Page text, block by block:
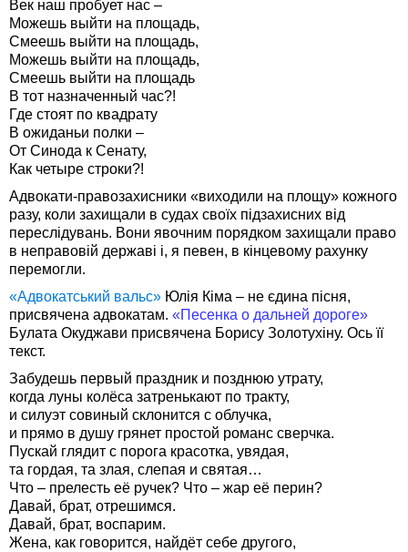
Век наш пробует нас –
Можешь выйти на площадь,
Смеешь выйти на площадь,
Можешь выйти на площадь,
Смеешь выйти на площадь
В тот назначенный час?!
Где стоят по квадрату
В ожиданьи полки –
От Синода к Сенату,
Как четыре строки?!
Адвокати-правозахисники «виходили на площу» кожного
разу, коли захищали в судах своїх підзахисних від
переслідувань. Вони явочним порядком захищали право
в неправовій державі і, я певен, в кінцевому рахунку
перемогли.
«Адвокатський вальс» Юлія Кіма – не єдина пісня,
присвячена адвокатам. «Песенка о дальней дороге»
Булата Окуджави присвячена Борису Золотухіну. Ось її
текст.
Забудешь первый праздник и позднюю утрату,
когда луны колёса затренькают по тракту,
и силуэт совиный склонится с облучка,
и прямо в душу грянет простой романс сверчка.
Пускай глядит с порога красотка, увядая,
та гордая, та злая, слепая и святая…
Что – прелесть её ручек? Что – жар её перин?
Давай, брат, отрешимся.
Давай, брат, воспарим.
Жена, как говорится, найдёт себе другого,